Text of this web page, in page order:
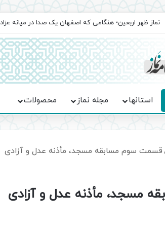
برگزاری باشکوه نمازهای جماعت در موکب فاطمه الزهرا (س)
استانها مجله نماز محصولات
قسمت سوم مسابقه مسجد، مأذنه عدل و آزادی
مسجد، مأذنه عدل و آزادی